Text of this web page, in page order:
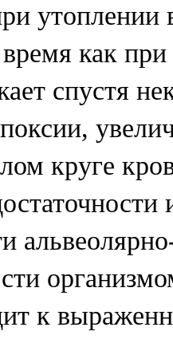
утоплении
как
спустя
круге
к